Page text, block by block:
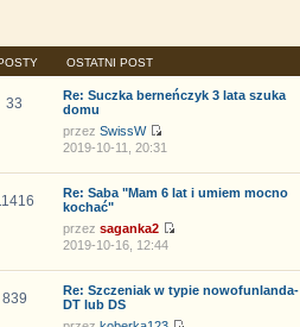
OSTATNI POST
33
Re: Suczka berneńczyk 3 lata szuka
domu
przez SwissW
2019-10-11, 20:31
Re: Saba "Mam 6 lat i umiem mocno
kochać"
przez saganka2
2019-10-16, 12:44
839
Re: Szczeniak w typie nowofunlanda-
DT lub DS